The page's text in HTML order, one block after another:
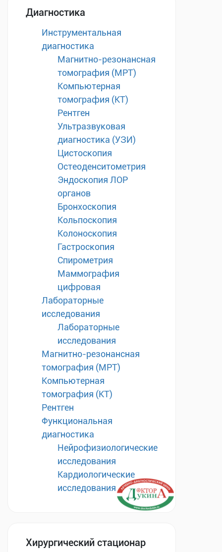
Диагностика
Инструментальная
диагностика
Магнитно-резонансная
томография (МРТ)
Компьютерная
томография (КТ)
Рентген
Ультразвуковая
диагностика (УЗИ)
Цистоскопия
Остеоденситометрия
Эндоскопия ЛОР
органов
Бронхоскопия
Кольпоскопия
Колоноскопия
Гастроскопия
Спирометрия
Маммография
цифровая
Лабораторные
исследования
Лабораторные
исследования
Магнитно-резонансная
томография (МРТ)
Компьютерная
томография (КТ)
Рентген
Функциональная
диагностика
Нейрофизиологические
исследования
Кардиологические
исследования
Хирургический стационар